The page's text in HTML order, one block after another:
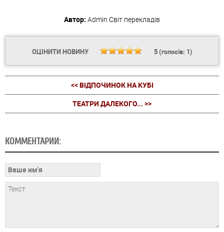
Автор: Admin Світ перекладів
ОЦІНИТИ НОВИНУ 5(голосів: 1)
<< ВІДПОЧИНОК НА КУБІ
ТЕАТРИ ДАЛЕКОГО... >>
КОММЕНТАРИИ: